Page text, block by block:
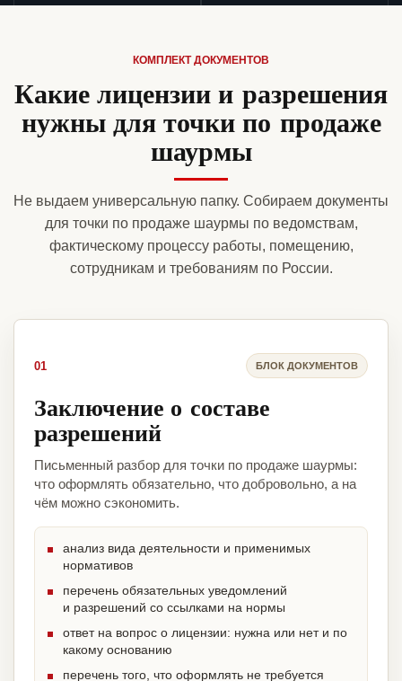
КОМПЛЕКТ ДОКУМЕНТОВ
Какие лицензии и разрешения
нужны для точки по продаже
шаурмы
Не выдаем универсальную папку. Собираем документы
для точки по продаже шаурмы по ведомствам,
фактическому процессу работы, помещению,
сотрудникам и требованиям по России.
01 БЛОК ДОКУМЕНТОВ
Заключение о составе
разрешений
Письменный разбор для точки по продаже шаурмы:
что оформлять обязательно, что добровольно, а на
чём можно сэкономить.
анализ вида деятельности и применимых
нормативов
перечень обязательных уведомлений
и разрешений со ссылками на нормы
ответ на вопрос о лицензии: нужна или нет и по
какому основанию
перечень того, что оформлять не требуется